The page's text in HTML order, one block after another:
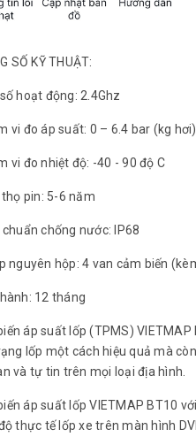
SỐ KỸ THUẬT:
hoạt động: 2.4Ghz
vi đo áp suất: 0 – 6.4 bar (kg hơi)
vi đo nhiệt độ: -40 - 90 độ C
thọ pin: 5-6 năm
chuẩn chống nước: IP68
nguyên hộp: 4 van cảm biến
12 tháng
áp suất lốp (TPMS)
lốp một cách hiệu quả mà
và tự tin trên mọi loại địa hình.
áp suất lốp VIETMAP BT10
thực tế lốp xe trên màn hình